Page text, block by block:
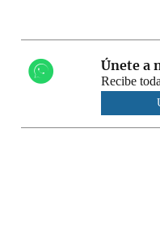
Únete a
Recibe